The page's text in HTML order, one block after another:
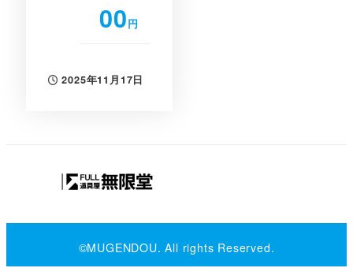
00円
投稿日
2025年11月17日
©MUGENDOU. All rights Reserved.